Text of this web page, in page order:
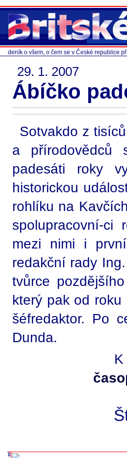
deník o všem, o čem se v České republice
29. 1. 2007
Ábíčko
Sotvakdo z
a přírodovědců
padesáti roky
historickou
rohlíku na
spolupracovní-
mezi nimi i
redakční rady
tvůrce
který pak od
šéfredaktor. Po
Dunda.